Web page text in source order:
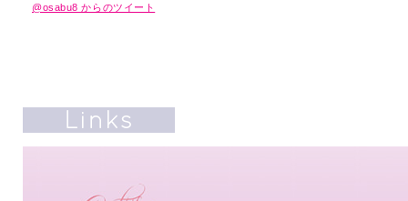
@osabu8 からのツイート